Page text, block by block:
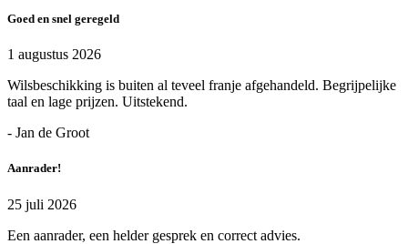
Goed en snel geregeld
1 augustus 2026
Wilsbeschikking is buiten al teveel franje afgehandeld. Begrijpelijke
taal en lage prijzen. Uitstekend.
- Jan de Groot
Aanrader!
25 juli 2026
Een aanrader, een helder gesprek en correct advies.